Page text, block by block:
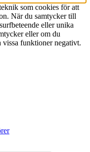
som cookies för att
När du samtycker till
eller unika
eller om du
vissa funktioner negativt.